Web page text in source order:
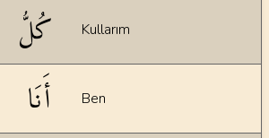
كُلُّ Kullarım
أَنَا Ben